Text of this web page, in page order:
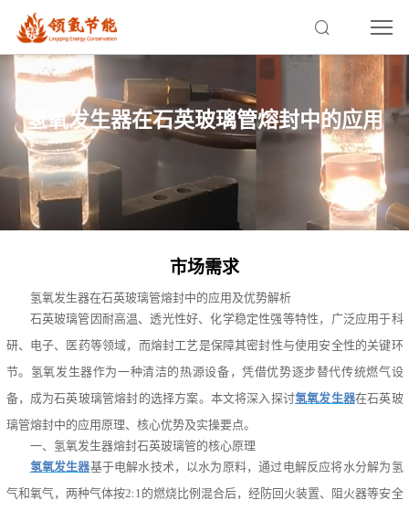
氢氧发生器在石英玻璃管熔封中的应用
市场需求
氢氧发生器在石英玻璃管熔封中的应用及优势解析
石英玻璃管因耐高温、透光性好、化学稳定性强等特性，广泛应用于科
研、电子、医药等领域，而熔封工艺是保障其密封性与使用安全性的关键环
节。氢氧发生器作为一种清洁的热源设备，凭借优势逐步替代传统燃气设
备，成为石英玻璃管熔封的选择方案。本文将深入探讨氢氧发生器在石英玻
璃管熔封中的应用原理、核心优势及实操要点。
一、氢氧发生器熔封石英玻璃管的核心原理
氢氧发生器基于电解水技术，以水为原料，通过电解反应将水分解为氢
气和氧气，两种气体按2:1的燃烧比例混合后，经防回火装置、阻火器等安全